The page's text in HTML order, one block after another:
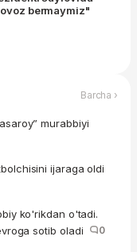
bermaymiz"
Barcha ›
murabbiyi
ijaraga oldi
ko'rikdan o'tadi.
sotib oladi
0